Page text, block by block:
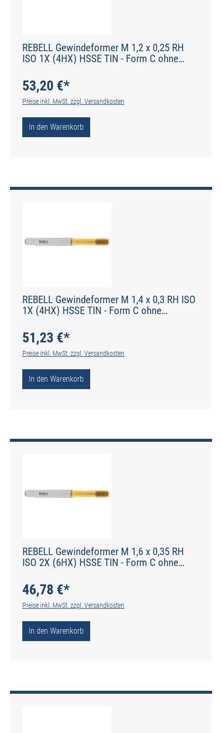
REBELL Gewindeformer M 1,2 x 0,25 RH
ISO 1X (4HX) HSSE TIN - Form C ohne
53,20 €*
Preise inkl. MwSt. zzgl. Versandkosten
In den Warenkorb
REBELL Gewindeformer M 1,4 x 0,3 RH ISO
1X (4HX) HSSE TIN - Form C ohne
51,23 €*
Preise inkl. MwSt. zzgl. Versandkosten
In den Warenkorb
REBELL Gewindeformer M 1,6 x 0,35 RH
ISO 2X (6HX) HSSE TIN - Form C ohne
46,78 €*
Preise inkl. MwSt. zzgl. Versandkosten
In den Warenkorb